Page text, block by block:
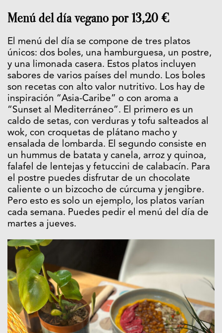
Menú del día vegano por 13,20 €
El menú del día se compone de tres platos
únicos: dos boles, una hamburguesa, un postre,
y una limonada casera. Estos platos incluyen
sabores de varios países del mundo. Los boles
son recetas con alto valor nutritivo. Los hay de
inspiración “Asia-Caribe” o con aroma a
“Sunset al Mediterráneo”. El primero es un
caldo de setas, con verduras y tofu salteados al
wok, con croquetas de plátano macho y
ensalada de lombarda. El segundo consiste en
un hummus de batata y canela, arroz y quinoa,
falafel de lentejas y fetuccini de calabacín. Para
el postre puedes disfrutar de un chocolate
caliente o un bizcocho de cúrcuma y jengibre.
Pero esto es solo un ejemplo, los platos varían
cada semana. Puedes pedir el menú del día de
martes a jueves.